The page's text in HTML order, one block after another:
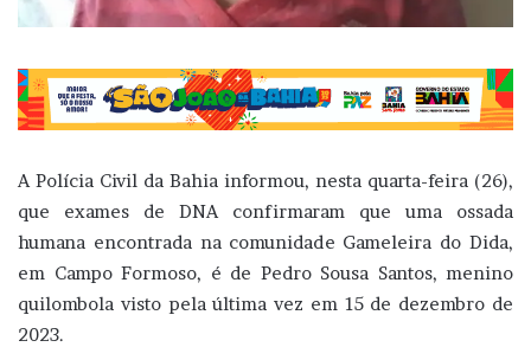
A Polícia Civil da Bahia informou, nesta quarta-feira (26),
que exames de DNA confirmaram que uma ossada
humana encontrada na comunidade Gameleira do Dida,
em Campo Formoso, é de Pedro Sousa Santos, menino
quilombola visto pela última vez em 15 de dezembro de
2023.